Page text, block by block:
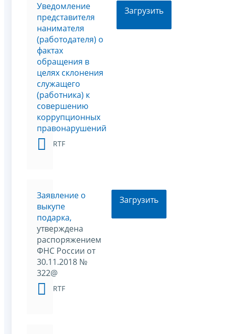
Уведомление
представителя
нанимателя
(работодателя) о
фактах
обращения в
целях склонения
служащего
(работника) к
совершению
коррупционных
правонарушений
RTF
Загрузить
Заявление о
выкупе
подарка,
утверждена
распоряжением
ФНС России от
30.11.2018 №
322@
RTF
Загрузить